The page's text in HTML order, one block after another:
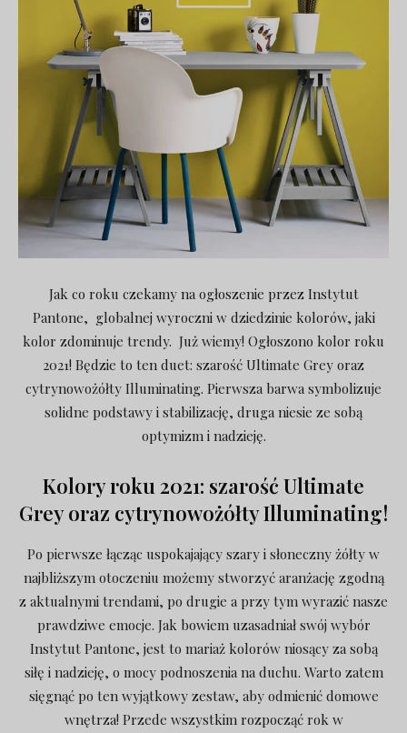
Jak co roku czekamy na ogłoszenie przez Instytut
Pantone, globalnej wyroczni w dziedzinie kolorów, jaki
kolor zdominuje trendy. Już wiemy! Ogłoszono kolor roku
2021! Będzie to ten duet: szarość Ultimate Grey oraz
cytrynowożółty Illuminating. Pierwsza barwa symbolizuje
solidne podstawy i stabilizację, druga niesie ze sobą
optymizm i nadzieję.
Kolory roku 2021: szarość Ultimate
Grey oraz cytrynowożółty Illuminating!
Po pierwsze łącząc uspokajający szary i słoneczny żółty w
najbliższym otoczeniu możemy stworzyć aranżację zgodną
z aktualnymi trendami, po drugie a przy tym wyrazić nasze
prawdziwe emocje. Jak bowiem uzasadniał swój wybór
Instytut Pantone, jest to mariaż kolorów niosący za sobą
siłę i nadzieję, o mocy podnoszenia na duchu. Warto zatem
sięgnąć po ten wyjątkowy zestaw, aby odmienić domowe
wnętrza! Przede wszystkim rozpocząć rok w